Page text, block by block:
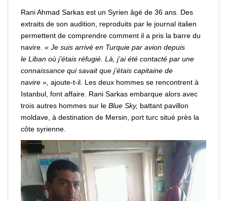
Rani Ahmad Sarkas est un Syrien âgé de 36 ans. Des
extraits de son audition, reproduits par le journal italien
permettent de comprendre comment il a pris la barre du
navire. « Je suis arrivé en Turquie par avion depuis
le Liban où j’étais réfugié. Là, j’ai été contacté par une
connaissance qui savait que j’étais capitaine de
navire », ajoute-t-il. Les deux hommes se rencontrent à
Istanbul, font affaire. Rani Sarkas embarque alors avec
trois autres hommes sur le Blue Sky, battant pavillon
moldave, à destination de Mersin, port turc situé près la
côte syrienne.